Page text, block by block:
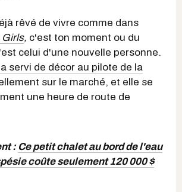
rêvé de vivre comme dans
Girls, c'est ton moment ou du
celui d'une nouvelle personne.
servi de décor au pilote de la
sur le marché, et elle se
une heure de route de
: Ce petit chalet au bord de l'eau
coûte seulement 120 000 $